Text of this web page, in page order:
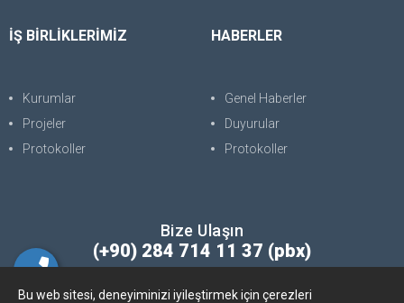
Bu web sitesi, deneyiminizi iyileştirmek için çerezleri
İŞ BİRLİKLERİMİZ
Kurumlar
Projeler
Protokoller
HABERLER
Genel Haberler
Duyurular
Protokoller
Bize Ulaşın
(+90) 284 714 11 37 (pbx)